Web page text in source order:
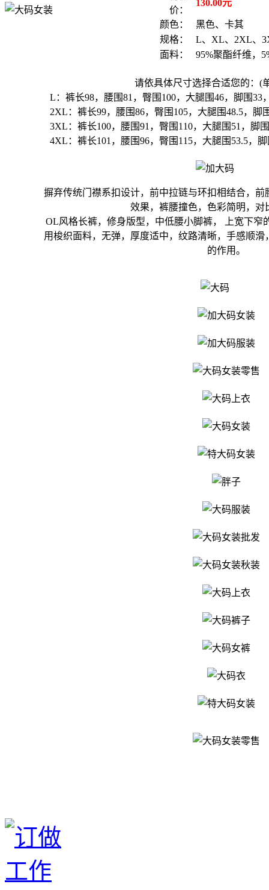
价：
130.00元
颜色：
黑色、卡其
规格：
L、XL、2XL、
面料：
95%聚酯纤维，
请依具体尺寸选择合适您的：(
L：裤长98，腰围81，臀围100，大腿围46，脚围33
2XL：裤长99，腰围86，臀围105，大腿围48.5，脚
3XL：裤长100，腰围91，臀围110，大腿围51，脚
4XL：裤长101，腰围96，臀围115，大腿围53.5，
摒弃传统门襟系扣设计，前中拉链与环扣相结合，
效果，裤腰撞色，色彩简明，对
OL风格长裤，修身版型，中低腰小脚裤， 上宽下窄
用梭织面料，无弹，厚度适中，纹路清晰，手感顺
的作用。